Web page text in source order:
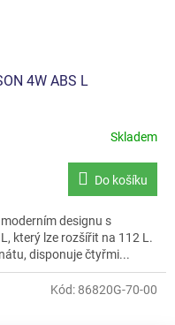
4W ABS L
Skladem
Do košíku
designu s
který lze rozšířit na 112 L.
disponuje čtyřmi...
Kód: 86820G-70-00